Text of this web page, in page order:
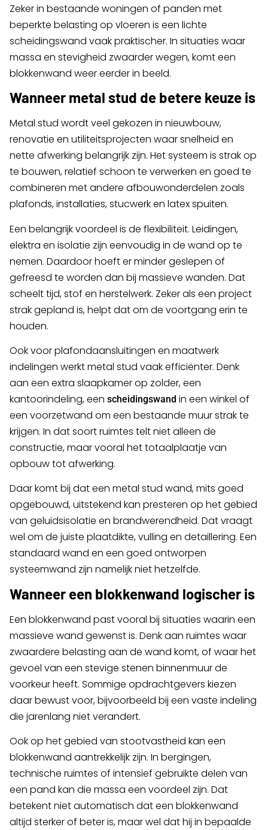
Zeker in bestaande woningen of panden met
beperkte belasting op vloeren is een lichte
scheidingswand vaak praktischer. In situaties waar
massa en stevigheid zwaarder wegen, komt een
blokkenwand weer eerder in beeld.
Wanneer metal stud de betere keuze is
Metal stud wordt veel gekozen in nieuwbouw,
renovatie en utiliteitsprojecten waar snelheid en
nette afwerking belangrijk zijn. Het systeem is strak op
te bouwen, relatief schoon te verwerken en goed te
combineren met andere afbouwonderdelen zoals
plafonds, installaties, stucwerk en latex spuiten.
Een belangrijk voordeel is de flexibiliteit. Leidingen,
elektra en isolatie zijn eenvoudig in de wand op te
nemen. Daardoor hoeft er minder geslepen of
gefreesd te worden dan bij massieve wanden. Dat
scheelt tijd, stof en herstelwerk. Zeker als een project
strak gepland is, helpt dat om de voortgang erin te
houden.
Ook voor plafondaansluitingen en maatwerk
indelingen werkt metal stud vaak efficiënter. Denk
aan een extra slaapkamer op zolder, een
kantoorindeling, een scheidingswand in een winkel of
een voorzetwand om een bestaande muur strak te
krijgen. In dat soort ruimtes telt niet alleen de
constructie, maar vooral het totaalplaatje van
opbouw tot afwerking.
Daar komt bij dat een metal stud wand, mits goed
opgebouwd, uitstekend kan presteren op het gebied
van geluidsisolatie en brandwerendheid. Dat vraagt
wel om de juiste plaatdikte, vulling en detaillering. Een
standaard wand en een goed ontworpen
systeemwand zijn namelijk niet hetzelfde.
Wanneer een blokkenwand logischer is
Een blokkenwand past vooral bij situaties waarin een
massieve wand gewenst is. Denk aan ruimtes waar
zwaardere belasting aan de wand komt, of waar het
gevoel van een stevige stenen binnenmuur de
voorkeur heeft. Sommige opdrachtgevers kiezen
daar bewust voor, bijvoorbeeld bij een vaste indeling
die jarenlang niet verandert.
Ook op het gebied van stootvastheid kan een
blokkenwand aantrekkelijk zijn. In bergingen,
technische ruimtes of intensief gebruikte delen van
een pand kan die massa een voordeel zijn. Dat
betekent niet automatisch dat een blokkenwand
altijd sterker of beter is, maar wel dat hij in bepaalde